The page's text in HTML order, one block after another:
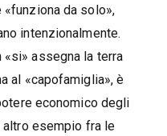
da solo»,
intenzionalmente.
«si» assegna la terra
al «capofamiglia», è
economico degli
altro esempio fra le